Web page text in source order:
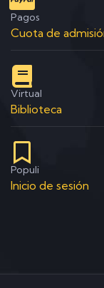
Pagos
Cuota de
Virtual
Biblioteca
Populi
Inicio de sesión